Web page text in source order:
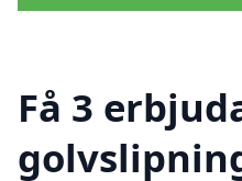
Få 3